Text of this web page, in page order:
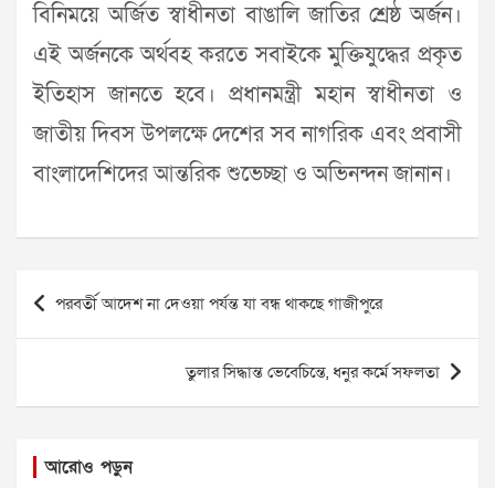
বিনিময়ে অর্জিত স্বাধীনতা বাঙালি জাতির শ্রেষ্ঠ অর্জন।
এই অর্জনকে অর্থবহ করতে সবাইকে মুক্তিযুদ্ধের প্রকৃত
ইতিহাস জানতে হবে। প্রধানমন্ত্রী মহান স্বাধীনতা ও
জাতীয় দিবস উপলক্ষে দেশের সব নাগরিক এবং প্রবাসী
বাংলাদেশিদের আন্তরিক শুভেচ্ছা ও অভিনন্দন জানান।
Post
navigation
পরবর্তী আদেশ না দেওয়া পর্যন্ত যা বন্ধ থাকছে গাজীপুরে
তুলার সিদ্ধান্ত ভেবেচিন্তে, ধনুর কর্মে সফলতা
আরোও পড়ুন